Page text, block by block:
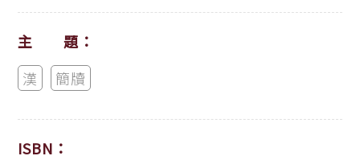
主 題：
漢
簡牘
ISBN：